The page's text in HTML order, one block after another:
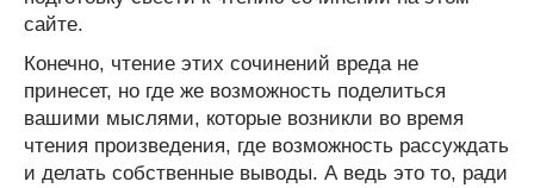
сайте.
Конечно, чтение этих сочинений вреда не
принесет, но где же возможность поделиться
вашими мыслями, которые возникли во время
чтения произведения, где возможность рассуждать
и делать собственные выводы. А ведь это то, ради